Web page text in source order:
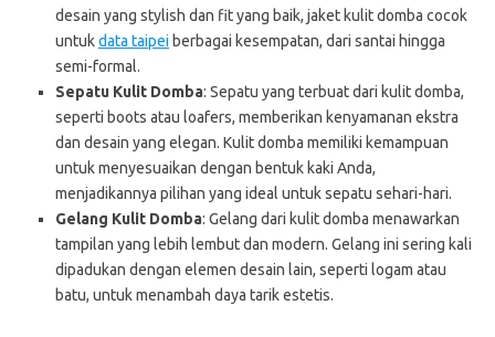
desain yang stylish dan fit yang baik, jaket kulit domba cocok
untukdata taipei berbagai kesempatan, dari santai hingga
semi-formal.
Sepatu Kulit Domba: Sepatu yang terbuat dari kulit domba,
seperti boots atau loafers, memberikan kenyamanan ekstra
dan desain yang elegan. Kulit domba memiliki kemampuan
untuk menyesuaikan dengan bentuk kaki Anda,
menjadikannya pilihan yang ideal untuk sepatu sehari-hari.
Gelang Kulit Domba: Gelang dari kulit domba menawarkan
tampilan yang lebih lembut dan modern. Gelang ini sering kali
dipadukan dengan elemen desain lain, seperti logam atau
batu, untuk menambah daya tarik estetis.